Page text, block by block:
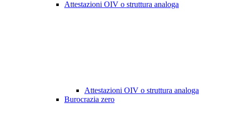
Attestazioni OIV o struttura analoga
Attestazioni OIV o struttura analoga
Burocrazia zero